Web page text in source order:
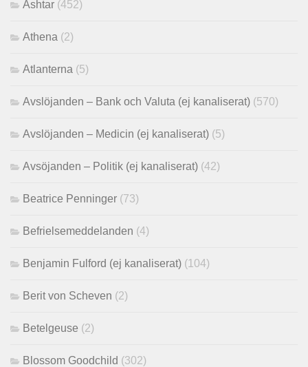
Ashtar (452)
Athena (2)
Atlanterna (5)
Avslöjanden – Bank och Valuta (ej kanaliserat) (570)
Avslöjanden – Medicin (ej kanaliserat) (5)
Avsöjanden – Politik (ej kanaliserat) (42)
Beatrice Penninger (73)
Befrielsemeddelanden (4)
Benjamin Fulford (ej kanaliserat) (104)
Berit von Scheven (2)
Betelgeuse (2)
Blossom Goodchild (302)